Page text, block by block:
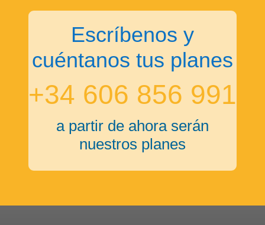
Escríbenos y
cuéntanos tus planes
+34 606 856 991
a partir de ahora serán
nuestros planes